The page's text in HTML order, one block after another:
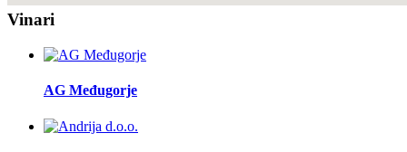
Vinari
AG Međugorje